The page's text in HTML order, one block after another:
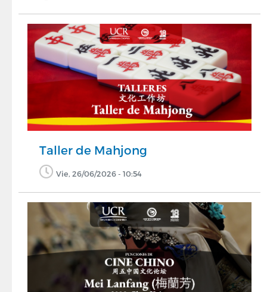
Taller de Mahjong
Vie, 26/06/2026 - 10:54